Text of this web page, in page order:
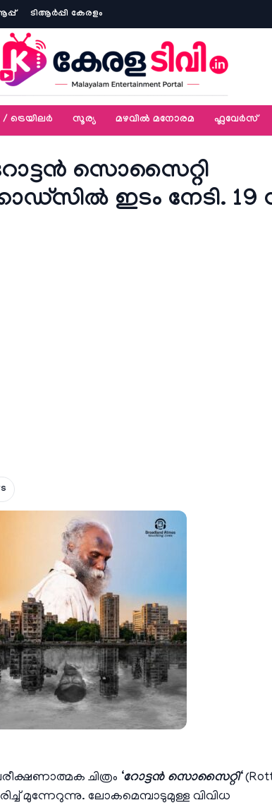
ടിആര്‍പ്പി കേരളം
ട്രെയിലര്‍ സൂര്യ മഴവിൽ മനോരമ ഫ്ലവേര്‍സ്
സൊസൈറ്റി
ഇടം നേടി. 19
ചിത്രം ‘റോട്ടൻ സൊസൈറ്റി‘
മുന്നേറുന്നു. ലോകമെമ്പാടുമുള്ള വിവിധ